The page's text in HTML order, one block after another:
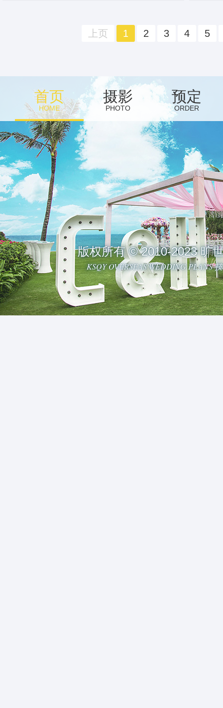
上页 1 2 3 4 5
首页
HOME
摄影
PHOTO
预定
ORDER
版权所有 © 2010-2023 旷
KSQY OVERSEAS WEDDING PLANS